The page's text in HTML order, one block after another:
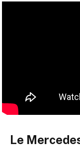
Le